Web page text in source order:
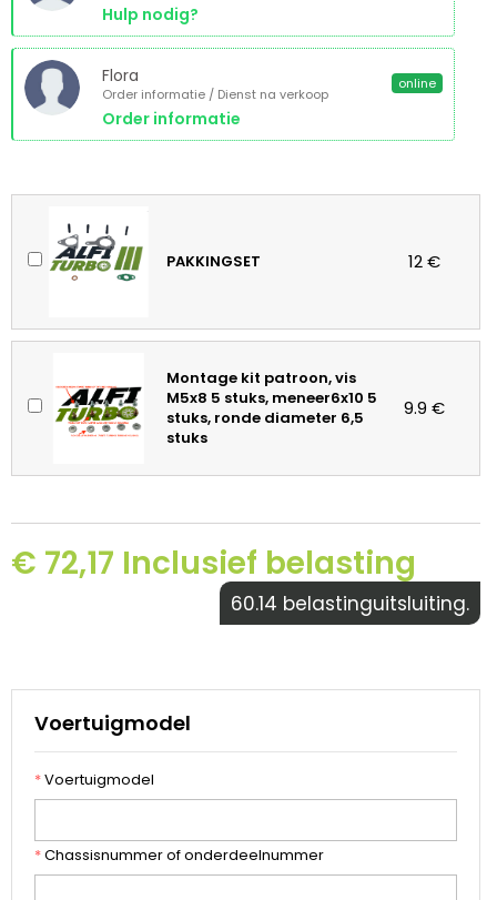
Hulp nodig?
Flora
Order informatie / Dienst na verkoop
Order informatie
online
PAKKINGSET 12 €
Montage kit patroon, vis
M5x8 5 stuks, meneer6x10 5
stuks, ronde diameter 6,5
stuks
9.9 €
€ 72,17 Inclusief belasting
60.14 belastinguitsluiting.
Voertuigmodel
*Voertuigmodel
*Chassisnummer of onderdeelnummer